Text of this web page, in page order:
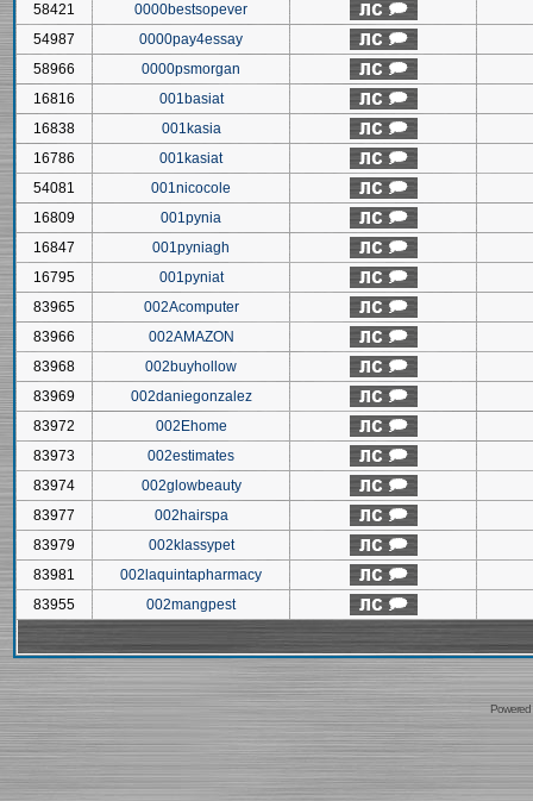
58421
0000bestsopever
54987
0000pay4essay
58966
0000psmorgan
16816
001basiat
16838
001kasia
16786
001kasiat
54081
001nicocole
16809
001pynia
16847
001pyniagh
16795
001pyniat
83965
002Acomputer
83966
002AMAZON
83968
002buyhollow
83969
002daniegonzalez
83972
002Ehome
83973
002estimates
83974
002glowbeauty
83977
002hairspa
83979
002klassypet
83981
002laquintapharmacy
83955
002mangpest